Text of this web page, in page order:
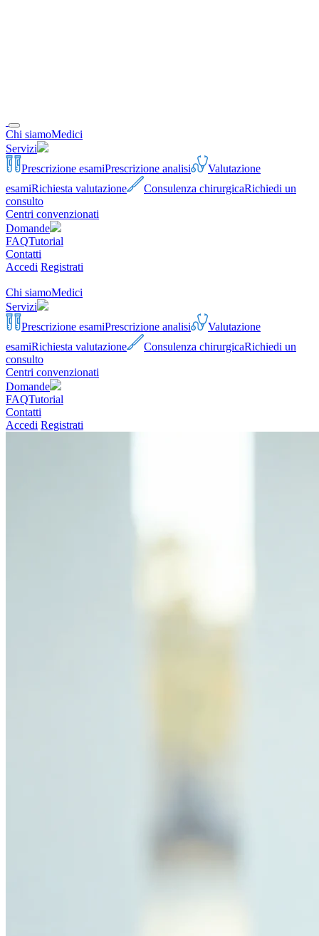
Chi siamoMedici
Servizi
Prescrizione esamiPrescrizione analisi
Valutazione
esamiRichiesta valutazione Consulenza chirurgicaRichiedi un
consulto
Centri convenzionati
Domande
FAQTutorial
Contatti
Accedi Registrati
Chi siamoMedici
Servizi
Prescrizione esamiPrescrizione analisi
Valutazione
esamiRichiesta valutazione Consulenza chirurgicaRichiedi un
consulto
Centri convenzionati
Domande
FAQTutorial
Contatti
Accedi Registrati